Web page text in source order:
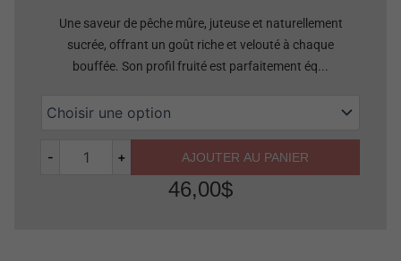
Une saveur de pêche mûre, juteuse et naturellement
sucrée, offrant un goût riche et velouté à chaque
bouffée. Son profil fruité est parfaitement éq...
- + AJOUTER AU PANIER
46,00$